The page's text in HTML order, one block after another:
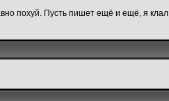
похуй. Пусть пишет ещё и ещё, я клал